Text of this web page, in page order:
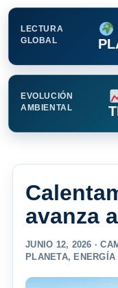
LECTURA
GLOBAL
EVOLUCIÓN
AMBIENTAL
avanza
JUNIO 12, 2026 ·
PLANETA,